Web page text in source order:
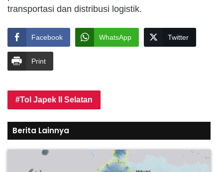
transportasi dan distribusi logistik.
Facebook WhatsApp Twitter
Print
Tol Japek II Selatan
Berita Lainnya